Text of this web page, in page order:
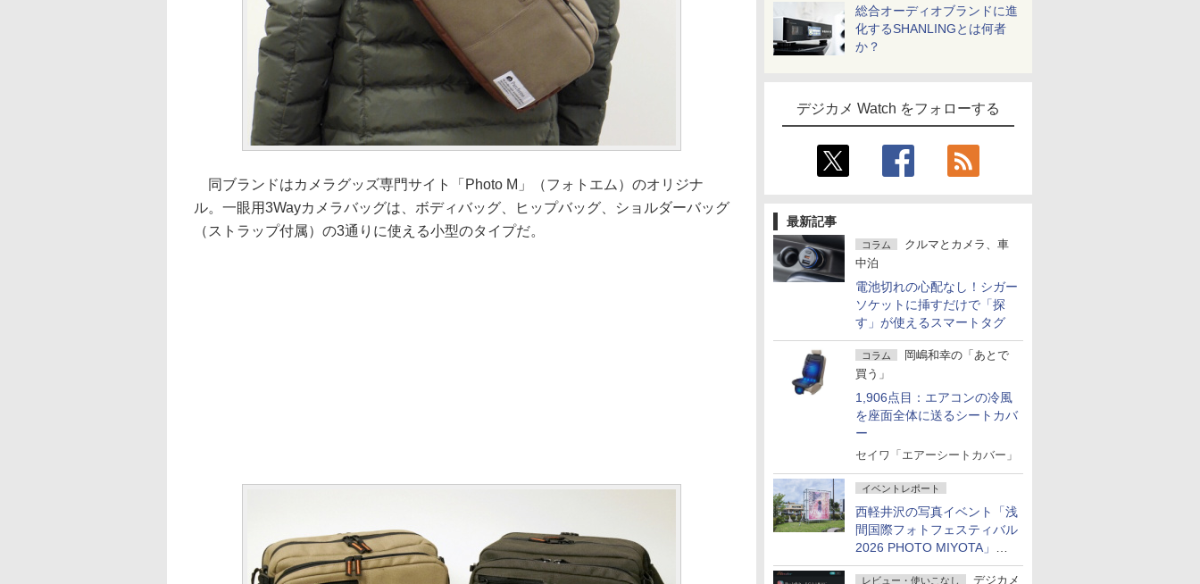
総合オーディオブランドに進
化するSHANLINGとは何者
か？
デジカメ Watch をフォローする
最新記事
コラム
クルマとカメラ、車
中泊
電池切れの心配なし！シガー
ソケットに挿すだけで「探
す」が使えるスマートタグ
コラム
岡嶋和幸の「あとで
買う」
1,906点目：エアコンの冷風
を座面全体に送るシートカバ
ー
セイワ「エアーシートカバー」
イベントレポート
西軽井沢の写真イベント「浅
間国際フォトフェスティバル
2026 PHOTO MIYOTA」が
開幕
レビュー・使いこなし
デジカメ
同ブランドはカメラグッズ専門サイト「Photo M」（フォトエム）のオリジナ
ル。一眼用3Wayカメラバッグは、ボディバッグ、ヒップバッグ、ショルダーバッグ
（ストラップ付属）の3通りに使える小型のタイプだ。